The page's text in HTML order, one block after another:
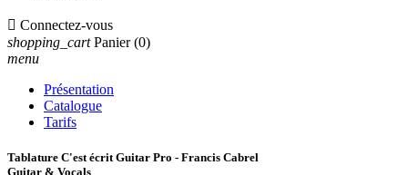
 Connectez-vous
shopping_cart Panier (0)
menu
Présentation
Catalogue
Tarifs
Tablature C'est écrit Guitar Pro - Francis Cabrel
Guitar & Vocals